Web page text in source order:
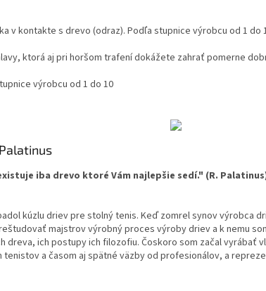
v kontakte s drevo (odraz). Podľa stupnice výrobcu od 1 do
ktorá aj pri horšom trafení dokážete zahrať pomerne
výrobcu od 1 do 10
iba drevo ktoré Vám najlepšie sedí." (R.
kúzlu driev pre stolný tenis. Keď zomrel synov výrobca
majstrov výrobný proces výroby driev a k nemu
dreva, ich postupy ich filozofiu. Čoskoro som začal vyrábať
a časom aj spätné väzby od profesionálov, a